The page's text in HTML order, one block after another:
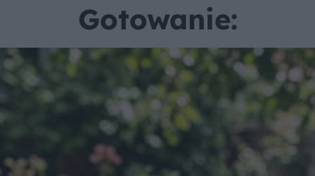
Gotowanie: